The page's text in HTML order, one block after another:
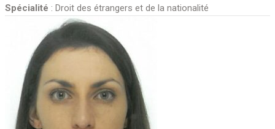
Spécialité : Droit des étrangers et de la nationalité